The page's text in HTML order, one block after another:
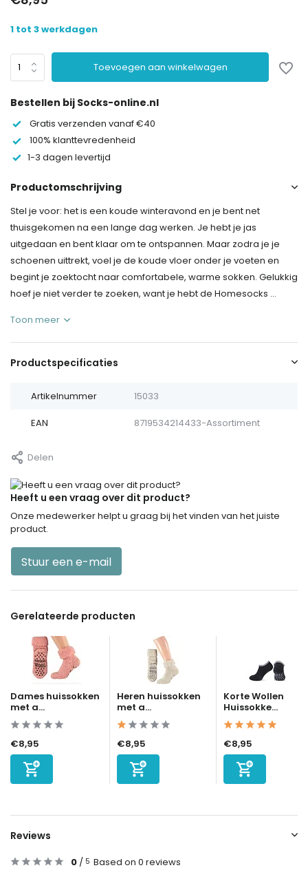
1 tot 3 werkdagen
Toevoegen aan winkelwagen
Bestellen bij Socks-online.nl
Gratis verzenden vanaf €40
100% klanttevredenheid
1-3 dagen levertijd
Productomschrijving
Stel je voor: het is een koude winteravond en je bent net
thuisgekomen na een lange dag werken. Je hebt je jas
uitgedaan en bent klaar om te ontspannen. Maar zodra je je
schoenen uittrekt, voel je de koude vloer onder je voeten en
begint je zoektocht naar comfortabele, warme sokken. Gelukkig
hoef je niet verder te zoeken, want je hebt de Homesocks ...
Toon meer
Productspecificaties
Artikelnummer 15033
EAN 8719534214433-Assortiment
Delen
Heeft u een vraag over dit product?
Onze medewerker helpt u graag bij het vinden van het juiste
product.
Stuur een e-mail
Gerelateerde producten
Dames huissokken
met a...
€8,95
Heren huissokken
met a...
€8,95
Korte Wollen
Huissokke...
€8,95
Reviews
0 / 5 Based on 0 reviews